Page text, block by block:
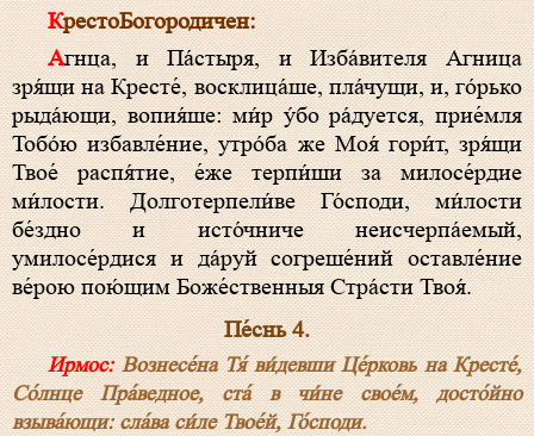
КрестоБогородичен:
Агнца, и Па́стыря, и Изба́вителя Агница
зря́щи на Кресте́, восклица́ше, пла́чущи, и, го́рько
рыда́ющи, вопия́ше: ми́р у́бо ра́дуется, прие́мля
Тобо́ю избавле́ние, утро́ба же Моя́ гори́т, зря́щи
Твое́ распя́тие, е́же терпи́ши за милосе́рдие
ми́лости. Долготерпели́ве Го́споди, ми́лости
бе́здно и исто́чниче неисчерпа́емый,
умилосе́рдися и да́руй согреше́ний оставле́ние
ве́рою пою́щим Боже́ственныя Стра́сти Твоя́.
Пе́снь 4.
Ирмос:Вознесе́на Тя́ ви́девши Це́рковь на Кресте́,
Со́лнце Пра́ведное, ста́ в чи́не свое́м, досто́йно
взыва́ющи: сла́ва си́ле Твое́й, Го́споди.